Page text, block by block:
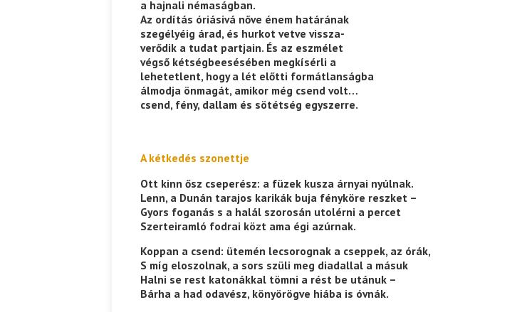
a hajnali némaságban.
Az ordítás óriásivá nőve énem határának
szegélyéig árad, és hurkot vetve vissza-
verődik a tudat partjain. És az eszmélet
végső kétségbeesésében megkísérli a
lehetetlent, hogy a lét előtti formátlanságba
álmodja önmagát, amikor még csend volt…
csend, fény, dallam és sötétség egyszerre.
A kétkedés szonettje
Ott kinn ősz cseperész: a füzek kusza árnyai nyúlnak.
Lenn, a Dunán tarajos karikák buja fényköre reszket –
Gyors foganás s a halál szorosán utolérni a percet
Szerteiramló fodrai közt ama égi azúrnak.
Koppan a csend: ütemén lecsorognak a cseppek, az órák,
S míg eloszolnak, a sors szüli meg diadallal a másuk
Halni se rest katonákkal tömni a rést be utánuk –
Bárha a had odavész, könyörögve hiába is óvnák.